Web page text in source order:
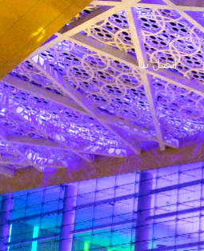
التصوير الفوتوغرافي والأفلام
التقط رؤيتك بشكل مثالي
الريادة الفكرية
اتصل بنا